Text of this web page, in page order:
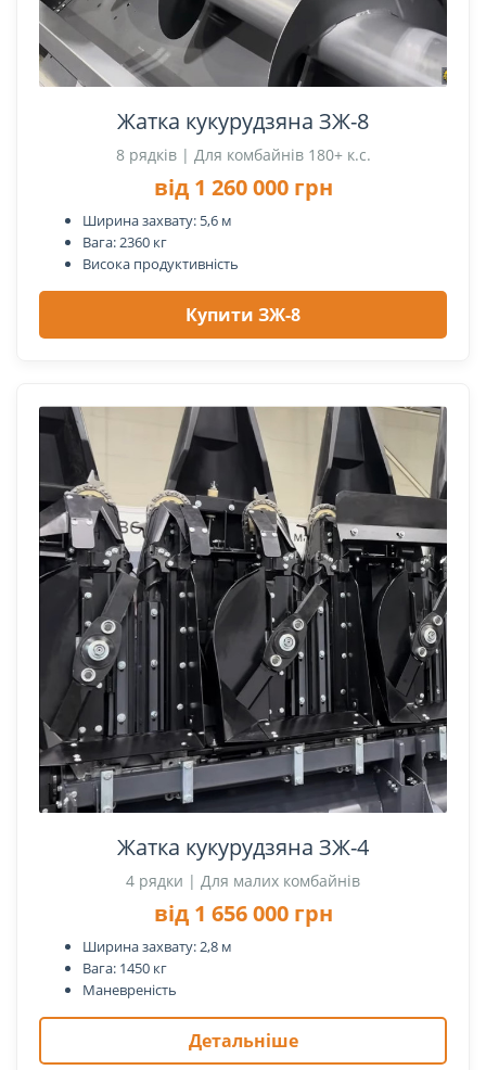
Жатка кукурудзяна ЗЖ-8
8 рядків | Для комбайнів 180+ к.с.
від 1 260 000 грн
Ширина захвату: 5,6 м
Вага: 2360 кг
Висока продуктивність
Купити ЗЖ-8
Жатка кукурудзяна ЗЖ-4
4 рядки | Для малих комбайнів
від 1 656 000 грн
Ширина захвату: 2,8 м
Вага: 1450 кг
Маневреність
Детальніше